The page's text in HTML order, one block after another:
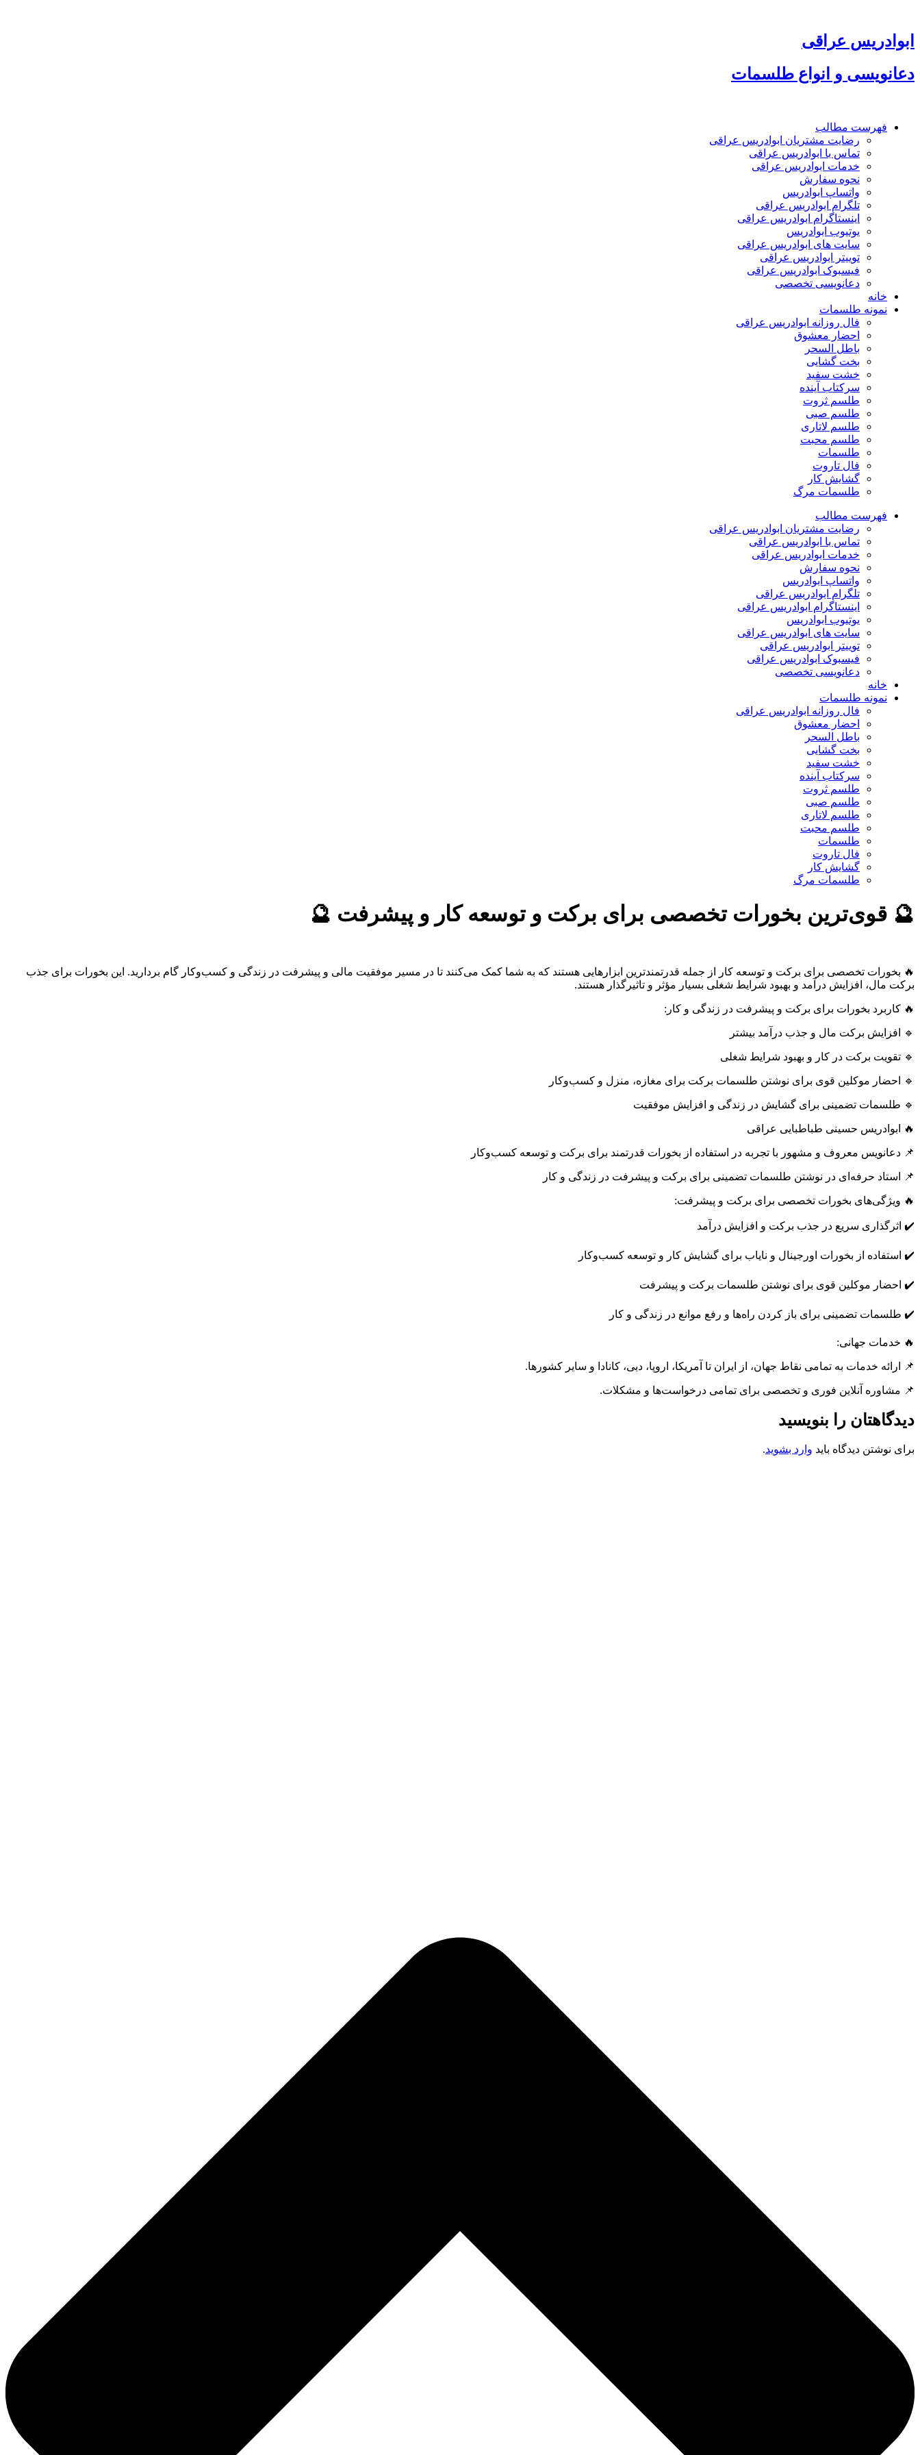
محتوا
ابوادریس عراقی
دعانویسی و انواع طلسمات
فهرست مطالب
رضایت مشتریان ابوادریس عراقی
تماس با ابوادریس عراقی
خدمات ابوادریس عراقی
نحوه سفارش
واتساپ ابوادریس
تلگرام ابوادریس عراقی
اینستاگرام ابوادریس عراقی
یوتیوب ابوادریس
سایت های ابوادریس عراقی
توییتر ابوادریس عراقی
فیسبوک ابوادریس عراقی
دعانویسی تخصصی
خانه
نمونه طلسمات
فال روزانه ابوادریس عراقی
احضار معشوق
باطل السحر
بخت گشایی
خشت سفید
سرکتاب آینده
طلسم ثروت
طلسم صبی
طلسم لاتاری
طلسم محبت
طلسمات
فال تاروت
گشایش کار
طلسمات مرگ
فهرست مطالب
رضایت مشتریان ابوادریس عراقی
تماس با ابوادریس عراقی
خدمات ابوادریس عراقی
نحوه سفارش
واتساپ ابوادریس
تلگرام ابوادریس عراقی
اینستاگرام ابوادریس عراقی
یوتیوب ابوادریس
سایت های ابوادریس عراقی
توییتر ابوادریس عراقی
فیسبوک ابوادریس عراقی
دعانویسی تخصصی
خانه
نمونه طلسمات
فال روزانه ابوادریس عراقی
احضار معشوق
باطل السحر
بخت گشایی
خشت سفید
سرکتاب آینده
طلسم ثروت
طلسم صبی
طلسم لاتاری
طلسم محبت
طلسمات
فال تاروت
گشایش کار
طلسمات مرگ
🔮 قوی‌ترین بخورات تخصصی برای برکت و توسعه کار و پیشرفت 🔮
🔥 بخورات تخصصی برای برکت و توسعه کار از جمله قدرتمندترین ابزارهایی هستند که به شما کمک می‌کنند تا در مسیر موفقیت مالی و پیشرفت در زندگی و کسب‌وکار گام بردارید. این بخورات برای جذب
برکت مال، افزایش درآمد و بهبود شرایط شغلی بسیار مؤثر و تاثیرگذار هستند.
🔥 کاربرد بخورات برای برکت و پیشرفت در زندگی و کار:
🔹 افزایش برکت مال و جذب درآمد بیشتر
🔹 تقویت برکت در کار و بهبود شرایط شغلی
🔹 احضار موکلین قوی برای نوشتن طلسمات برکت برای مغازه، منزل و کسب‌وکار
🔹 طلسمات تضمینی برای گشایش در زندگی و افزایش موفقیت
🔥 ابوادریس حسینی طباطبایی عراقی
📌 دعانویس معروف و مشهور با تجربه در استفاده از بخورات قدرتمند برای برکت و توسعه کسب‌وکار
📌 استاد حرفه‌ای در نوشتن طلسمات تضمینی برای برکت و پیشرفت در زندگی و کار
🔥 ویژگی‌های بخورات تخصصی برای برکت و پیشرفت:
✔️ اثرگذاری سریع در جذب برکت و افزایش درآمد
✔️ استفاده از بخورات اورجینال و نایاب برای گشایش کار و توسعه کسب‌وکار
✔️ احضار موکلین قوی برای نوشتن طلسمات برکت و پیشرفت
✔️ طلسمات تضمینی برای باز کردن راه‌ها و رفع موانع در زندگی و کار
🔥 خدمات جهانی:
📌 ارائه خدمات به تمامی نقاط جهان، از ایران تا آمریکا، اروپا، دبی، کانادا و سایر کشورها.
📌 مشاوره آنلاین فوری و تخصصی برای تمامی درخواست‌ها و مشکلات.
دیدگاهتان را بنویسید
برای نوشتن دیدگاه باید وارد بشوید.